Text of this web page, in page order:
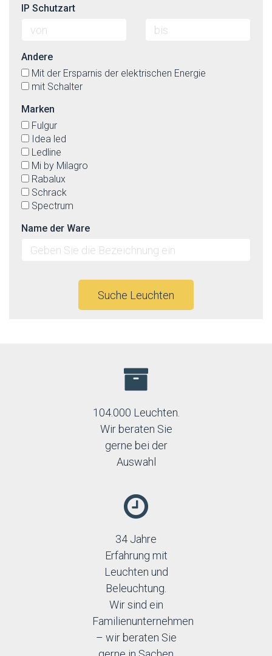
IP Schutzart
Andere
Mit der Ersparnis der elektrischen Energie
mit Schalter
Marken
Fulgur
Idea led
Ledline
Mi by Milagro
Rabalux
Schrack
Spectrum
Name der Ware
Suche Leuchten
104.000 Leuchten.
Wir beraten Sie
gerne bei der
Auswahl
34 Jahre
Erfahrung mit
Leuchten und
Beleuchtung.
Wir sind ein
Familienunternehmen
– wir beraten Sie